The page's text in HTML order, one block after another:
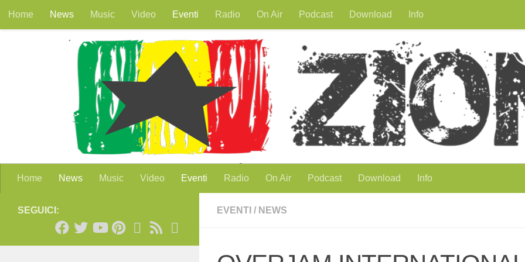
Salta al contenuto
Home News Music Video Eventi Radio On Air Podcast Download Info
Home News Music Video Eventi Radio On Air Podcast Download Info
EVENTI / NEWS
SEGUICI: